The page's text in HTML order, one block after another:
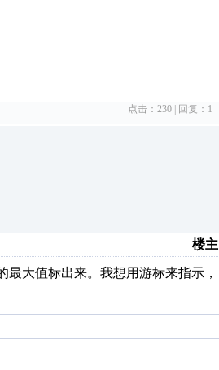
点击： 230 | 回复： 1
楼主
大值标出来。我想用游标来指示，